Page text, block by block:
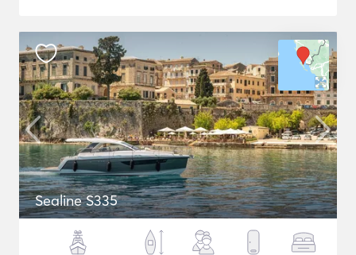
Sealine S335